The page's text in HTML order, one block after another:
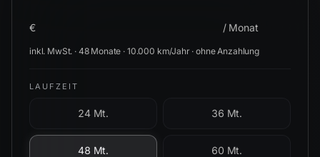
€2.400 / Monat
inkl. MwSt. · 48Monate · 10.000 km/Jahr · ohne Anzahlung
LAUFZEIT
24 Mt. 36 Mt.
48 Mt. 60 Mt.